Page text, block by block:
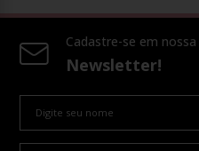
Cadastre-se em nossa
Newsletter!